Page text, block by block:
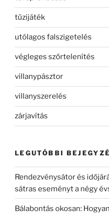
tűzijáték
utólagos falszigetelés
végleges szőrtelenítés
villanypásztor
villanyszerelés
zárjavítás
LEGUTÓBBI
Rendezvénysátor és
sátras eseményt a négy
Bálabontás okosan: